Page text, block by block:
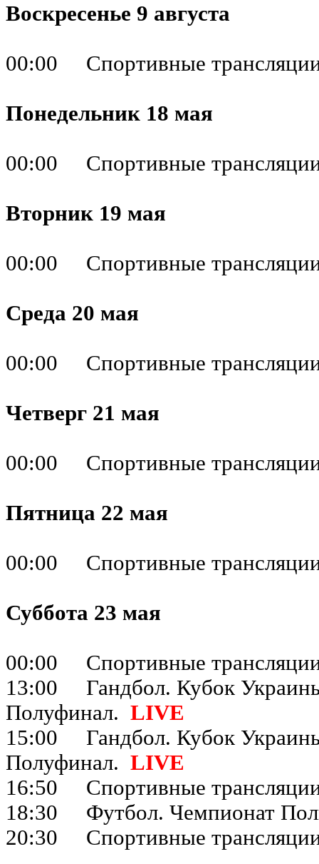
Воскресенье 9 августа
00:00 Спортивные
Понедельник 18 мая
00:00 Спортивные
Вторник 19 мая
00:00 Спортивные
Среда 20 мая
00:00 Спортивные
Четверг 21 мая
00:00 Спортивные
Пятница 22 мая
00:00 Спортивные
Суббота 23 мая
00:00 Спортивные
13:00 Гандбол. Кубок
Полуфинал. LIVE
15:00 Гандбол. Кубок
Полуфинал. LIVE
16:50 Спортивные
18:30 Футбол. Чемпионат
20:30 Спортивные